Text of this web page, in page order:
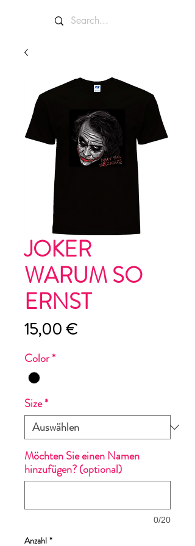
JOKER
WARUM SO
ERNST
15,00 €Preis
Color*
Size*
Möchten Sie einen Namen
hinzufügen? (optional)
0/20
Anzahl *